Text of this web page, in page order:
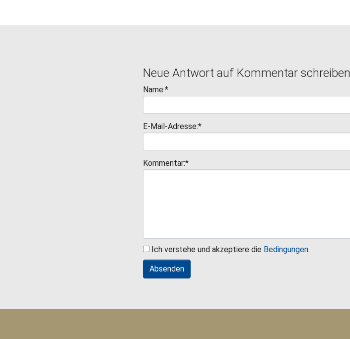
Neue Antwort auf Kommentar schreiben
Name:*
E-Mail-Adresse:*
Kommentar:*
Ich verstehe und akzeptiere die Bedingungen.